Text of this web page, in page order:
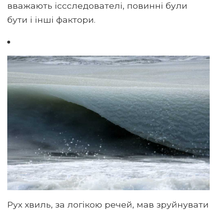
вважають іссследователі, повинні були
бути і інші фактори.
Рух хвиль, за логікою речей, мав зруйнувати